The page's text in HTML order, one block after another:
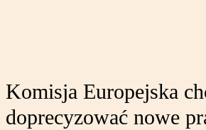
Komisja Europejska
doprecyzować nowe